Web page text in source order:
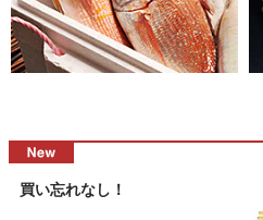
買い忘れなし！